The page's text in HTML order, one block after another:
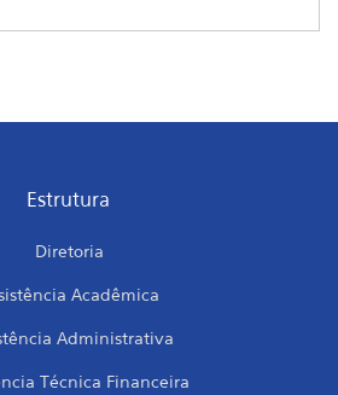
Estrutura
Diretoria
Acadêmica
Administrativa
Técnica Financeira